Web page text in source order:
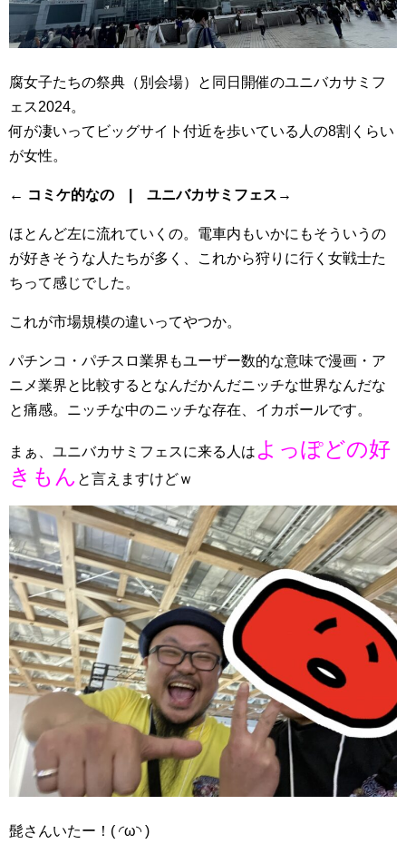
腐女子たちの祭典（別会場）と同日開催のユニバカサミフ
ェス2024。
何が凄いってビッグサイト付近を歩いている人の8割くらい
が女性。
← コミケ的なの | ユニバカサミフェス→
ほとんど左に流れていくの。電車内もいかにもそういうの
が好きそうな人たちが多く、これから狩りに行く女戦士た
ちって感じでした。
これが市場規模の違いってやつか。
パチンコ・パチスロ業界もユーザー数的な意味で漫画・ア
ニメ業界と比較するとなんだかんだニッチな世界なんだな
と痛感。ニッチな中のニッチな存在、イカボールです。
まぁ、ユニバカサミフェスに来る人は よっぽどの好
きもん と言えますけどｗ
髭さんいたー！( ◜ω◝ )